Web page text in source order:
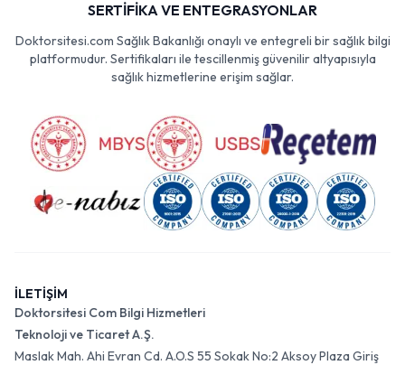
SERTİFİKA VE ENTEGRASYONLAR
Doktorsitesi.com Sağlık Bakanlığı onaylı ve entegreli bir sağlık bilgi
platformudur. Sertifikaları ile tescillenmiş güvenilir altyapısıyla
sağlık hizmetlerine erişim sağlar.
İLETİŞİM
Doktorsitesi Com Bilgi Hizmetleri
Teknoloji ve Ticaret A.Ş.
Maslak Mah. Ahi Evran Cd. A.O.S 55 Sokak No:2 Aksoy Plaza Giriş